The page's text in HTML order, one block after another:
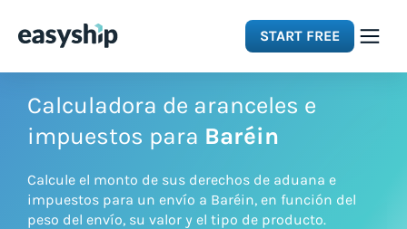
START FREE
Solutions
Integrations
Calculadora de aranceles e
impuestos para Baréin
Calcule el monto de sus derechos de aduana e
impuestos para un envío a Baréin, en función del
peso del envío, su valor y el tipo de producto.